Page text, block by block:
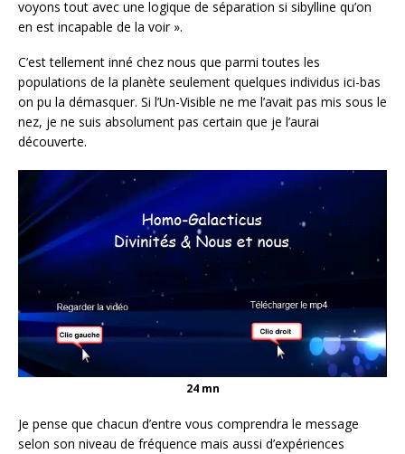
voyons tout avec une logique de séparation si sibylline qu’on
en est incapable de la voir ».
C’est tellement inné chez nous que parmi toutes les
populations de la planète seulement quelques individus ici-bas
on pu la démasquer. Si l’Un-Visible ne me l’avait pas mis sous le
nez, je ne suis absolument pas certain que je l’aurai
découverte.
24 mn
Je pense que chacun d’entre vous comprendra le message
selon son niveau de fréquence mais aussi d’expériences